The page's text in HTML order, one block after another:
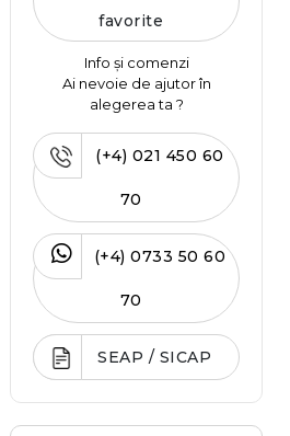
favorite
Info și comenzi
Ai nevoie de ajutor în
alegerea ta ?
(+4) 021 450 60
70
(+4) 0733 50 60
70
SEAP / SICAP